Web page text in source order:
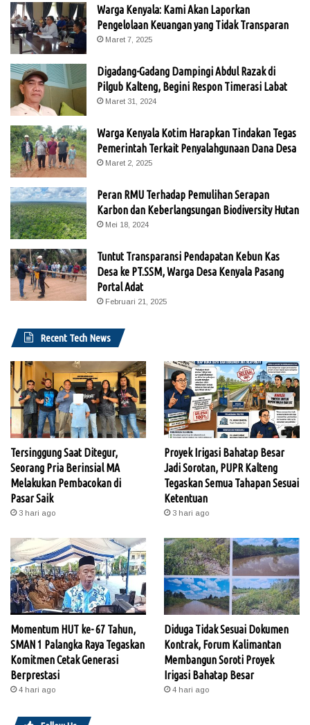
Warga Kenyala: Kami Akan Laporkan
Pengelolaan Keuangan yang Tidak Transparan
Maret 7, 2025
Digadang-Gadang Dampingi Abdul Razak di
Pilgub Kalteng, Begini Respon Timerasi Labat
Maret 31, 2024
Warga Kenyala Kotim Harapkan Tindakan Tegas
Pemerintah Terkait Penyalahgunaan Dana Desa
Maret 2, 2025
Peran RMU Terhadap Pemulihan Serapan
Karbon dan Keberlangsungan Biodiversity Hutan
Mei 18, 2024
Tuntut Transparansi Pendapatan Kebun Kas
Desa ke PT.SSM, Warga Desa Kenyala Pasang
Portal Adat
Februari 21, 2025
Recent Tech News
Tersinggung Saat Ditegur,
Seorang Pria Berinsial MA
Melakukan Pembacokan di
Pasar Saik
3 hari ago
Proyek Irigasi Bahatap Besar
Jadi Sorotan, PUPR Kalteng
Tegaskan Semua Tahapan Sesuai
Ketentuan
3 hari ago
Momentum HUT ke- 67 Tahun,
SMAN 1 Palangka Raya Tegaskan
Komitmen Cetak Generasi
Berprestasi
4 hari ago
Diduga Tidak Sesuai Dokumen
Kontrak, Forum Kalimantan
Membangun Soroti Proyek
Irigasi Bahatap Besar
4 hari ago